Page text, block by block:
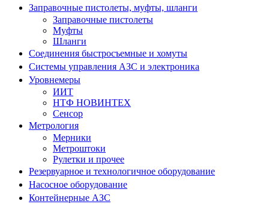
Заправочные пистолеты, муфты, шланги
Заправочные пистолеты
Муфты
Шланги
Соединения быстросъемные и хомуты
Системы управления АЗС и электроника
Уровнемеры
ИИТ
НТФ НОВИНТЕХ
Сенсор
Метрология
Мерники
Метроштоки
Рулетки и прочее
Резервуарное и технологичное оборудование
Насосное оборудование
Контейнерные АЗС